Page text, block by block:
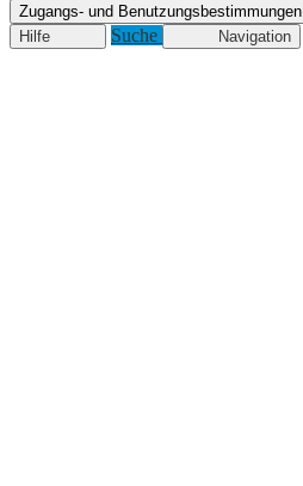
Zugangs- und Benutzungsbestimmungen
Hilfe
Suche Navigation